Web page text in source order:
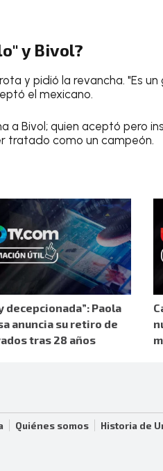
y Bivol?
y pidió la revancha. "Es un
el mexicano.
a Bivol; quien aceptó pero
tratado como un campeón.
decepcionada”: Paola
anuncia su retiro de
tras 28 años
Quiénes somos Historia de